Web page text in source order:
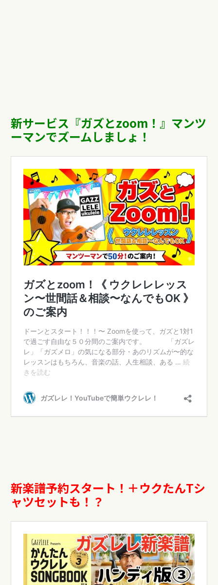
新サービス『ガズとzoom ！』マンツ
ーマンでズームしましょ！
新楽譜予約スタート！＋ウクたんTシ
ャツセットも！？